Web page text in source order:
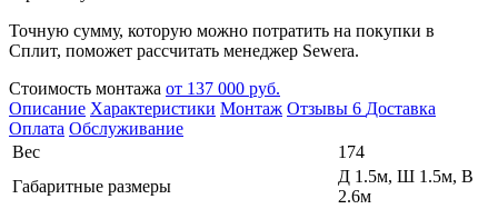
Точную сумму, которую можно потратить на покупки в
Сплит, поможет рассчитать менеджер Sewera.
Стоимость монтажа от 137 000 руб.
Описание Характеристики Монтаж Отзывы 6 Доставка
Оплата Обслуживание
Вес
174
Габаритные размеры
Д 1.5м, Ш 1.5м, В
2.6м